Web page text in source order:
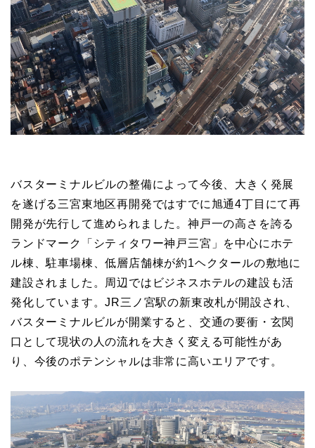
バスターミナルビルの整備によって今後、大きく発展
を遂げる三宮東地区再開発ではすでに旭通4丁目にて再
開発が先行して進められました。神戸一の高さを誇る
ランドマーク「シティタワー神戸三宮」を中心にホテ
ル棟、駐車場棟、低層店舗棟が約1ヘクタールの敷地に
建設されました。周辺ではビジネスホテルの建設も活
発化しています。JR三ノ宮駅の新東改札が開設され、
バスターミナルビルが開業すると、交通の要衝・玄関
口として現状の人の流れを大きく変える可能性があ
り、今後のポテンシャルは非常に高いエリアです。